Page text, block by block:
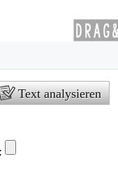
Text analysieren